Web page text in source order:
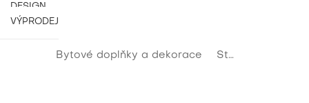
DESIGN
VÝPRODEJ
Bytové doplňky a dekorace Stylové a luxusní dekorace